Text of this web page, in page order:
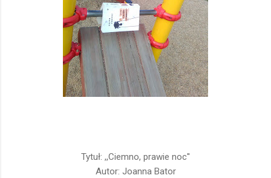
Tytuł: ,,Ciemno, prawie noc''
Autor: Joanna Bator